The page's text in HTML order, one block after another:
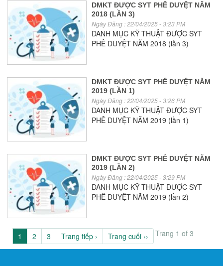
DMKT ĐƯỢC SYT PHÊ DUYỆT NĂM
2018 (LẦN 3)
Ngày Đăng : 22/04/2025 - 3:23 PM
DANH MỤC KỸ THUẬT ĐƯỢC SYT
PHÊ DUYỆT NĂM 2018 (lần 3)
DMKT ĐƯỢC SYT PHÊ DUYỆT NĂM
2019 (LẦN 1)
Ngày Đăng : 22/04/2025 - 3:26 PM
DANH MỤC KỸ THUẬT ĐƯỢC SYT
PHÊ DUYỆT NĂM 2019 (lần 1)
DMKT ĐƯỢC SYT PHÊ DUYỆT NĂM
2019 (LẦN 2)
Ngày Đăng : 22/04/2025 - 3:29 PM
DANH MỤC KỸ THUẬT ĐƯỢC SYT
PHÊ DUYỆT NĂM 2019 (lần 2)
Trang 1 of 3
1 2 3 Trang tiếp › Trang cuối ››